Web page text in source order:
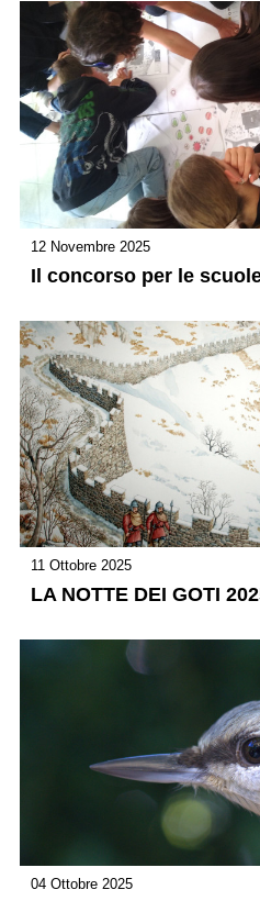
12 Novembre 2025
Il concorso per le
11 Ottobre 2025
LA NOTTE DEI GOTI
04 Ottobre 2025